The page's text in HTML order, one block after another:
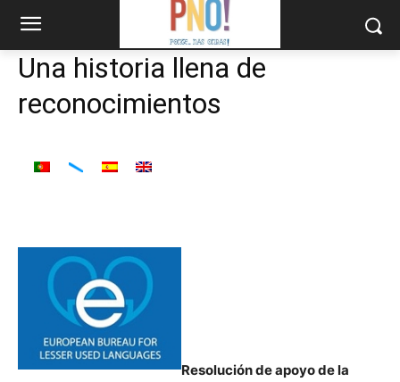
Una historia llena de
reconocimientos
Resolución de apoyo de la